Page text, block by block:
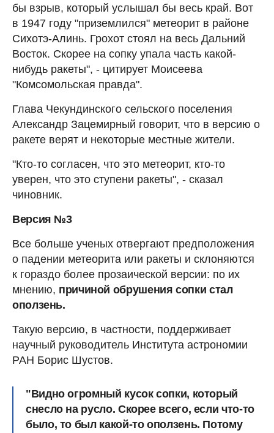
бы взрыв, который услышал бы весь край. Вот
в 1947 году "приземлился" метеорит в районе
Сихотэ-Алинь. Грохот стоял на весь Дальний
Восток. Скорее на сопку упала часть какой-
нибудь ракеты", - цитирует Моисеева
"Комсомольская правда".
Глава Чекундинского сельского поселения
Александр Зацемирный говорит, что в версию о
ракете верят и некоторые местные жители.
"Кто-то согласен, что это метеорит, кто-то
уверен, что это ступени ракеты", - сказал
чиновник.
Версия №3
Все больше ученых отвергают предположения
о падении метеорита или ракеты и склоняются
к гораздо более прозаической версии: по их
мнению, причиной обрушения сопки стал
оползень.
Такую версию, в частности, поддерживает
научный руководитель Института астрономии
РАН Борис Шустов.
"Видно огромный кусок сопки, который
снесло на русло. Скорее всего, если что-то
было, то был какой-то оползень. Потому